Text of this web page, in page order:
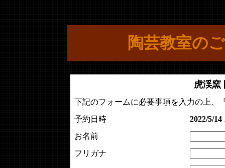
陶芸教室の
虎渓窯
下記のフォームに必要事項を入力の上、
予約日時
2022/5/14
お名前
フリガナ